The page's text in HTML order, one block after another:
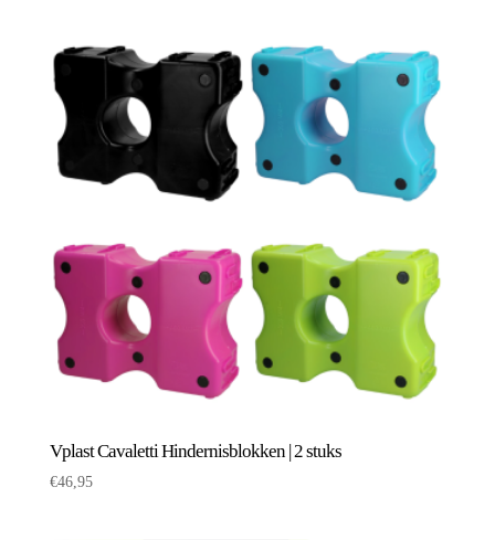
Vplast Cavaletti Hindernisblokken | 2 stuks
€46,95